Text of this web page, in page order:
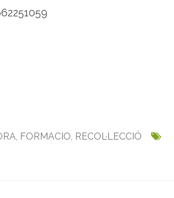
, FORMACIO, RECOL·LECCIÓ